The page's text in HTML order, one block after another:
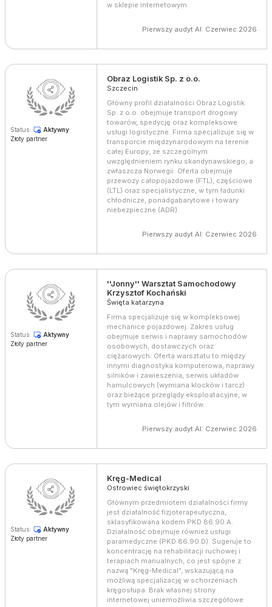
w sklepie internetowym.
Pierwszy audyt AI: Czerwiec 2026
Status:
Aktywny
Złoty partner
Obraz Logistik Sp. z o.o.
Szczecin
Główny profil działalności Obraz Logistik
Sp. z o.o. obejmuje transport drogowy
towarów, spedycję oraz kompleksowe
usługi logistyczne. Firma specjalizuje się w
transporcie międzynarodowym na terenie
całej Europy, ze szczególnym
uwzględnieniem rynku skandynawskiego, a
zwłaszcza Norwegii. Oferta obejmuje
przewozy całopojazdowe (FTL), częściowe
(LTL) oraz specjalistyczne, w tym ładunki
chłodnicze, ponadgabarytowe i towary
niebezpieczne (ADR).
Pierwszy audyt AI: Czerwiec 2026
Status:
Aktywny
Złoty partner
''Jonny'' Warsztat Samochodowy
Krzysztof Kochański
Święta katarzyna
Firma specjalizuje się w kompleksowej
mechanice pojazdowej. Zakres usług
obejmuje serwis i naprawy samochodów
osobowych, dostawczych oraz
ciężarowych. Oferta warsztatu to między
innymi diagnostyka komputerowa, naprawy
silników i zawieszenia, serwis układów
hamulcowych (wymiana klocków i tarcz)
oraz bieżące przeglądy eksploatacyjne, w
tym wymiana olejów i filtrów.
Pierwszy audyt AI: Czerwiec 2026
Status:
Aktywny
Złoty partner
Kręg-Medical
Ostrowiec świętokrzyski
Głównym przedmiotem działalności firmy
jest działalność fizjoterapeutyczna,
sklasyfikowana kodem PKD 86.90.A.
Działalność obejmuje również usługi
paramedyczne (PKD 86.90.D). Sugeruje to
koncentrację na rehabilitacji ruchowej i
terapiach manualnych, co jest spójne z
nazwą "Kręg-Medical", wskazującą na
możliwą specjalizację w schorzeniach
kręgosłupa. Brak własnej strony
internetowej uniemożliwia szczegółowe